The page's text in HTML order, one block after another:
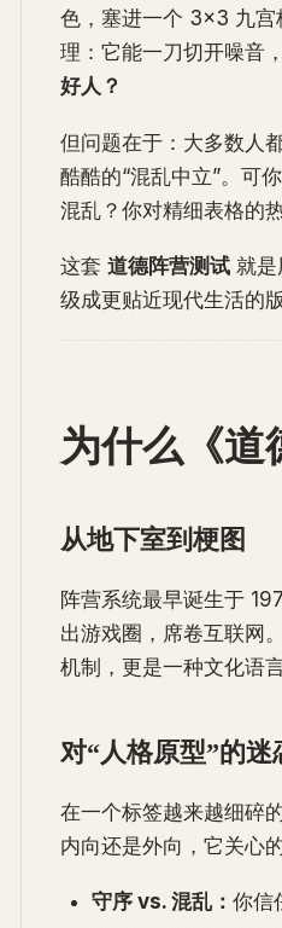
色，塞进一个 3×3 九宫
理：它能一刀切开噪音
好人？
但问题在于：大多数人
酷酷的“混乱中立”。可
混乱？你对精细表格的
这套 道德阵营测试 就是
级成更贴近现代生活的
为什么《道
从地下室到梗图
阵营系统最早诞生于
出游戏圈，席卷互联网
机制，更是一种文化语言
对“人格原型”的迷
在一个标签越来越细碎
内向还是外向，它关心
守序 vs. 混乱： 你信